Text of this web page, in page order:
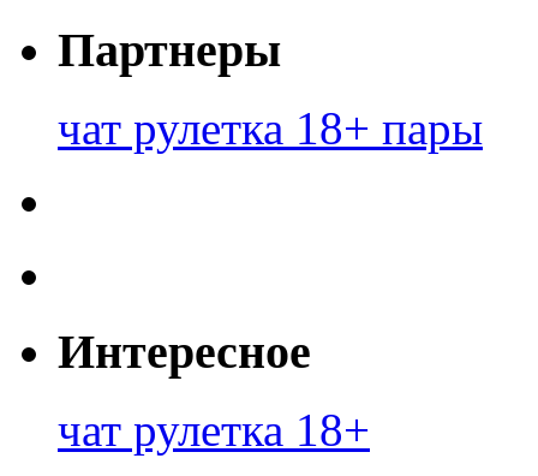
Партнеры
чат рулетка 18+ пары
Интересное
чат рулетка 18+